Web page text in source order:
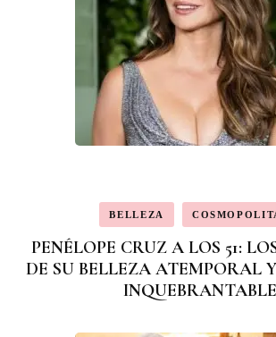
BELLEZA
PENÉLOPE CRUZ A LOS 51:
DE SU BELLEZA ATEMPORAL
INQUEBRANTABLE